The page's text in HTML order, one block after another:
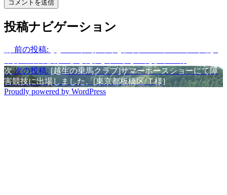
投稿ナビゲーション
前の投稿:
次 次の投稿: [越生の乗馬クラブ]サマーホースショーにて障
害競技に出場しました。[東京都板橋区/Ｔ様]
Proudly powered by WordPress